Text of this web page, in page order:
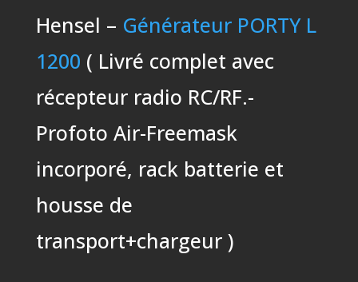
Hensel – Générateur PORTY L
1200 ( Livré complet avec
récepteur radio RC/RF.-
Profoto Air-Freemask
incorporé, rack batterie et
housse de
transport+chargeur )